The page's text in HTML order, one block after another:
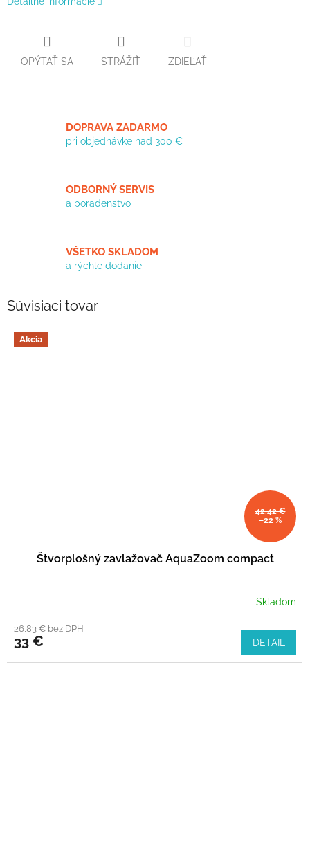
OPÝTAŤ SA STRÁŽIŤ ZDIEĽAŤ
DOPRAVA ZADARMO
pri objednávke nad 300 €
ODBORNÝ SERVIS
a poradenstvo
VŠETKO SKLADOM
a rýchle dodanie
Súvisiaci tovar
Akcia
42,42 €
–22 %
Štvorplošný zavlažovač AquaZoom compact
Skladom
26,83 € bez DPH
33 € DETAIL